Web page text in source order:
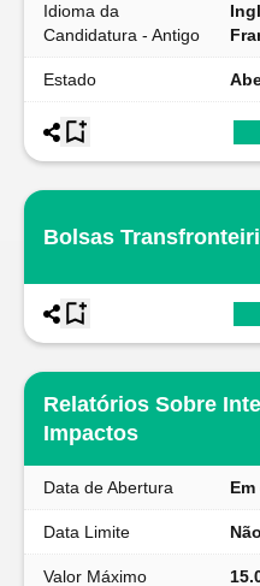
Idioma da
Candidatura - Antigo
Estado
Bolsas
Relatórios Sobre
Impactos
Data de Abertura
Data Limite
Valor Máximo